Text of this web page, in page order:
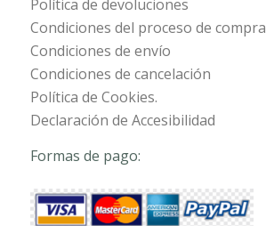
Política de devoluciones
Condiciones del proceso de compra
Condiciones de envío
Condiciones de cancelación
Política de Cookies.
Declaración de Accesibilidad
Formas de pago: